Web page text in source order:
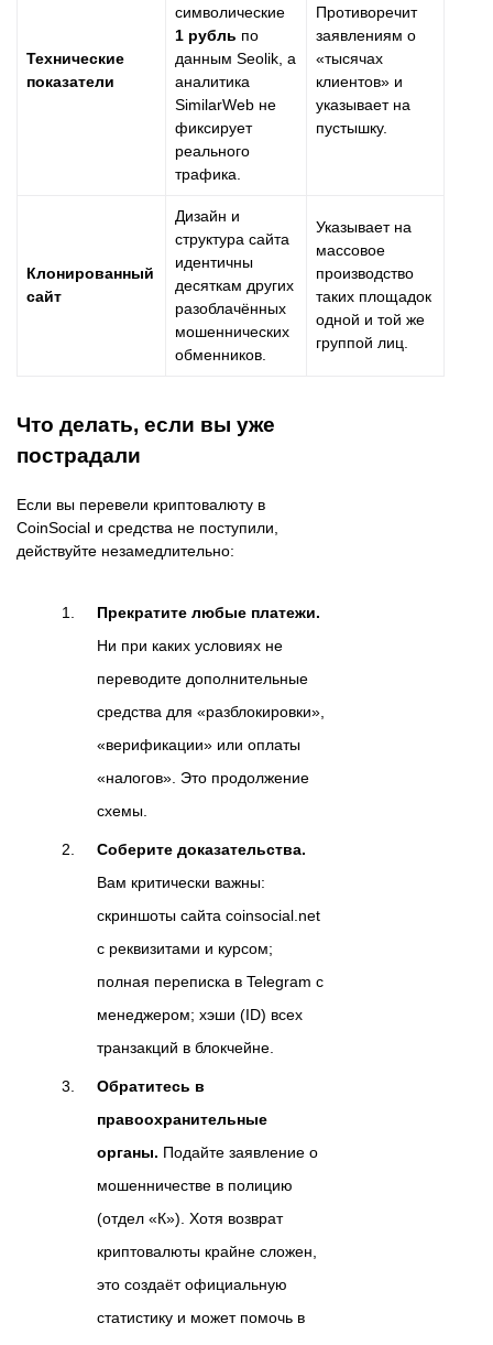
Технические
показатели
символические
1 рубль по
данным Seolik, а
аналитика
SimilarWeb не
фиксирует
реального
трафика.
Противоречит
заявлениям о
«тысячах
клиентов» и
указывает на
пустышку.
Клонированный
сайт
Дизайн и
структура сайта
идентичны
десяткам других
разоблачённых
мошеннических
обменников.
Указывает на
массовое
производство
таких площадок
одной и той же
группой лиц.
Что делать, если вы уже
пострадали
Если вы перевели криптовалюту в
CoinSocial и средства не поступили,
действуйте незамедлительно:
Прекратите любые платежи.
Ни при каких условиях не
переводите дополнительные
средства для «разблокировки»,
«верификации» или оплаты
«налогов». Это продолжение
схемы.
Соберите доказательства.
Вам критически важны:
скриншоты сайта coinsocial.net
с реквизитами и курсом;
полная переписка в Telegram с
менеджером; хэши (ID) всех
транзакций в блокчейне.
Обратитесь в
правоохранительные
органы. Подайте заявление о
мошенничестве в полицию
(отдел «К»). Хотя возврат
криптовалюты крайне сложен,
это создаёт официальную
статистику и может помочь в